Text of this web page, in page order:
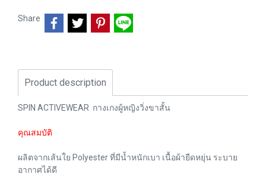
Share
Product description
SPIN ACTIVEWEAR กางเกงผู้หญิงวิ่งขาสั้น
คุณสมบัติ
ผลิตจากเส้นใย Polyester ที่มีน้ำหนักเบา เนื้อผ้ายืดหยุ่น ระบาย
อากาศได้ดี